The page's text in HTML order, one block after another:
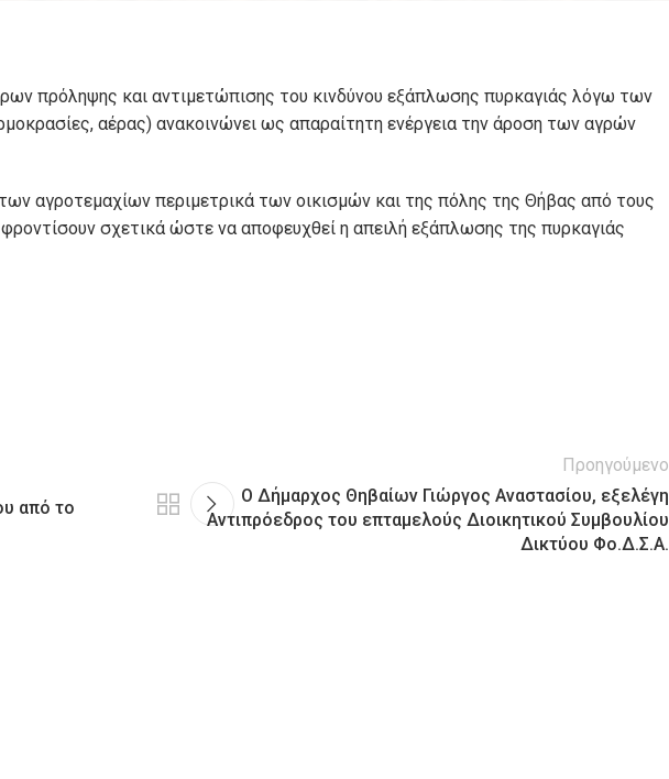
πρόληψης και αντιμετώπισης του κινδύνου εξάπλωσης πυρκαγιάς λόγω των
αέρας) ανακοινώνει ως απαραίτητη ενέργεια την άροση των αγρών
αγροτεμαχίων περιμετρικά των οικισμών και της πόλης της Θήβας από τους
φροντίσουν σχετικά ώστε να αποφευχθεί η απειλή εξάπλωσης της πυρκαγιάς
από το
Προηγούμενο
Ο Δήμαρχος Θηβαίων Γιώργος Αναστασίου, εξελέγη
Αντιπρόεδρος του επταμελούς Διοικητικού Συμβουλίου
Δικτύου Φο.Δ.Σ.Α.